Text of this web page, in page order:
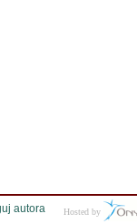
Hosted by
autora